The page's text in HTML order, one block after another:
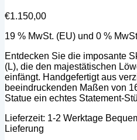
€1.150,00
19 % MwSt. (EU) und 0 %
Entdecken Sie die imposante
(L), die den majestätischen
einfängt. Handgefertigt aus
beeindruckenden Maßen von
Statue ein echtes Statement-
Lieferzeit: 1-2 Werktage
Lieferung